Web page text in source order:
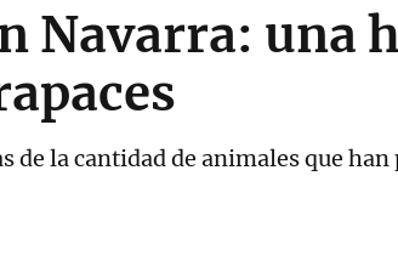
Navarra: una
de la cantidad de animales que